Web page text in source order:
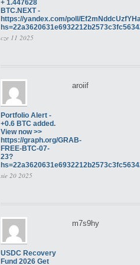
+ 1.447628
BTC.NEXT -
https://yandex.com/poll/
cze 11 2025
Portfolio Alert -
+0.6 BTC added.
View now >>
https://graph.org/GRAB-
FREE-BTC-07-
23?
sie 20 2025
aroiif
USDC Recovery
Fund 2026 Get
m7s9hy